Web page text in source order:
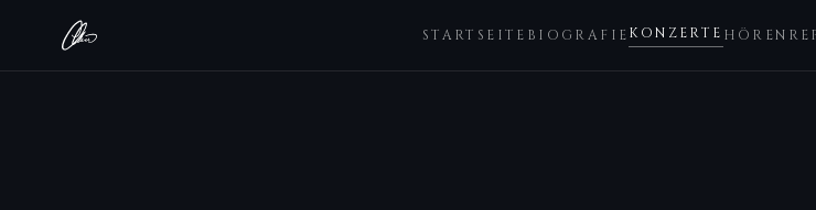
STARTSEITE BIOGRAFIEKONZERTE HÖREN